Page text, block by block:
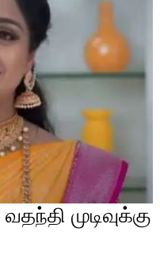
முடிவுக்கு